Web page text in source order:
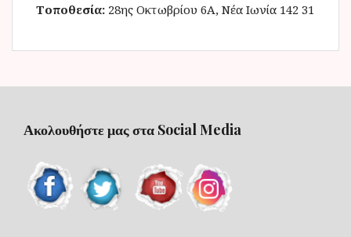
Τοποθεσία: 28ης Οκτωβρίου 6Α, Νέα Ιωνία 142 31
Ακολουθήστε μας στα Social Media